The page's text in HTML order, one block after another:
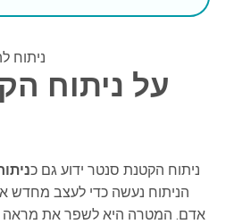
על ניתוח
ניתוח הקטנת סנטר ידוע גם כ
הניתוח נעשה כדי לעצב
אדם. המטרה היא לשפר את מראה